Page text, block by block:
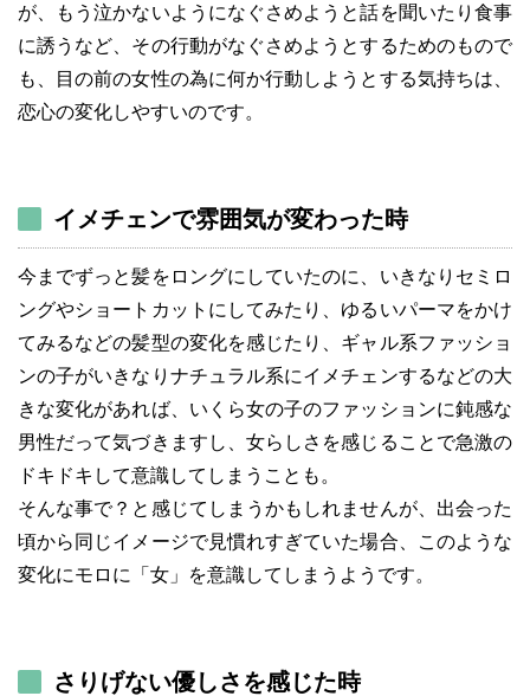
が、もう泣かないようになぐさめようと話を聞いたり食事
に誘うなど、その行動がなぐさめようとするためのもので
も、目の前の女性の為に何か行動しようとする気持ちは、
恋心の変化しやすいのです。
イメチェンで雰囲気が変わった時
今までずっと髪をロングにしていたのに、いきなりセミロ
ングやショートカットにしてみたり、ゆるいパーマをかけ
てみるなどの髪型の変化を感じたり、ギャル系ファッショ
ンの子がいきなりナチュラル系にイメチェンするなどの大
きな変化があれば、いくら女の子のファッションに鈍感な
男性だって気づきますし、女らしさを感じることで急激の
ドキドキして意識してしまうことも。
そんな事で？と感じてしまうかもしれませんが、出会った
頃から同じイメージで見慣れすぎていた場合、このような
変化にモロに「女」を意識してしまうようです。
さりげない優しさを感じた時